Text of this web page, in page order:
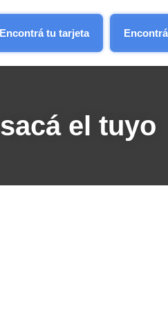
Encontrá tu tarjeta
el tuyo